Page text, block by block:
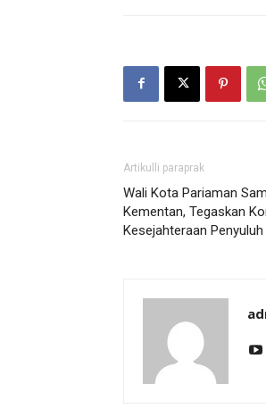
Artikulli paraprak
Wali Kota Pariaman
Kementan, Tegaskan
Kesejahteraan